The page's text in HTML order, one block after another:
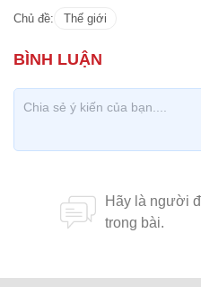
Chủ đề: Thế giới